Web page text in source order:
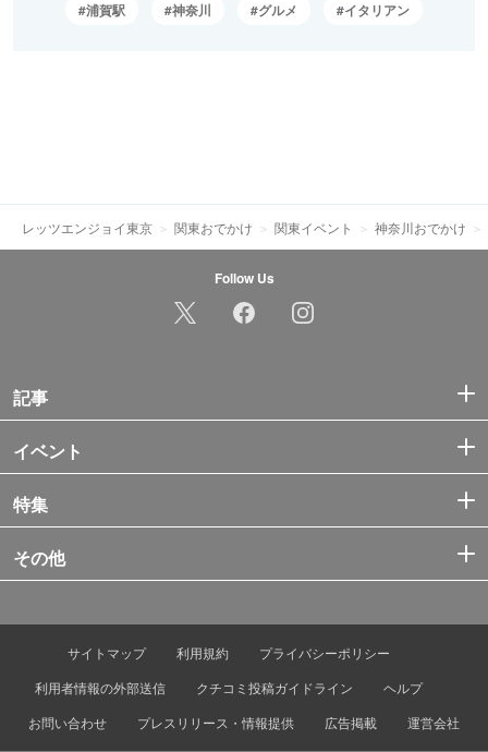
浦賀駅 神奈川 グルメ イタリアン
レッツエンジョイ東京 関東おでかけ 関東イベント 神奈川おでかけ
Follow Us
記事
イベント
特集
その他
サイトマップ 利用規約
プライバシーポリシー
利用者情報の外部送信
クチコミ投稿ガイドライン
ヘルプ
お問い合わせ
プレスリリース・情報提供 広告掲載 運営会社